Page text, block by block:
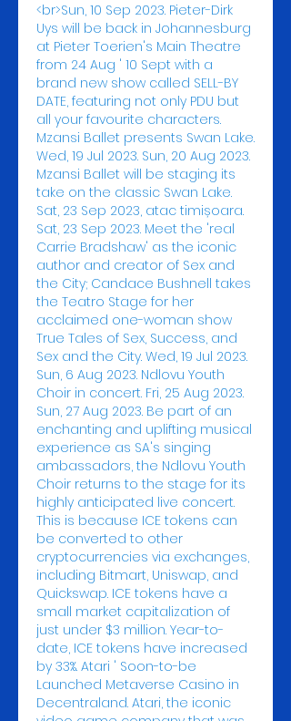
<br>Sun, 10 Sep 2023. Pieter-Dirk
Uys will be back in Johannesburg
at Pieter Toerien's Main Theatre
from 24 Aug ' 10 Sept with a
brand new show called SELL-BY
DATE, featuring not only PDU but
all your favourite characters.
Mzansi Ballet presents Swan Lake.
Wed, 19 Jul 2023. Sun, 20 Aug 2023.
Mzansi Ballet will be staging its
take on the classic Swan Lake.
Sat, 23 Sep 2023, atac timișoara.
Sat, 23 Sep 2023. Meet the 'real
Carrie Bradshaw' as the iconic
author and creator of Sex and
the City; Candace Bushnell takes
the Teatro Stage for her
acclaimed one-woman show
True Tales of Sex, Success, and
Sex and the City. Wed, 19 Jul 2023.
Sun, 6 Aug 2023. Ndlovu Youth
Choir in concert. Fri, 25 Aug 2023.
Sun, 27 Aug 2023. Be part of an
enchanting and uplifting musical
experience as SA's singing
ambassadors, the Ndlovu Youth
Choir returns to the stage for its
highly anticipated live concert.
This is because ICE tokens can
be converted to other
cryptocurrencies via exchanges,
including Bitmart, Uniswap, and
Quickswap. ICE tokens have a
small market capitalization of
just under $3 million. Year-to-
date, ICE tokens have increased
by 33%. Atari ' Soon-to-be
Launched Metaverse Casino in
Decentraland. Atari, the iconic